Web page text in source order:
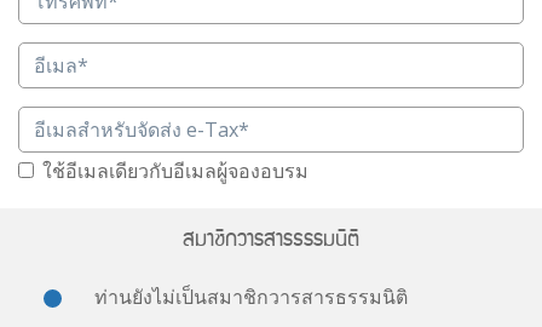
ใช้อีเมลเดียวกับอีเมลผู้จองอบรม
สมาชิกวารสารธรรมนิติ
ท่านยังไม่เป็นสมาชิกวารสารธรรมนิติ